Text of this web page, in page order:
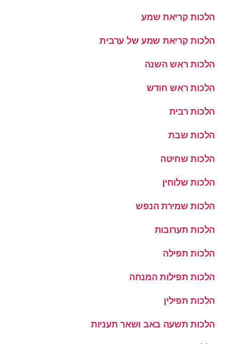
הלכות קריאת שמע
הלכות קריאת שמע של ערבית
הלכות ראש השנה
הלכות ראש חודש
הלכות רבית
הלכות שבת
הלכות שחיטה
הלכות שלוחין
הלכות שמירת הנפש
הלכות תערובות
הלכות תפילה
הלכות תפילות המנחה
הלכות תפילין
הלכות תשעה באב ושאר תעניות